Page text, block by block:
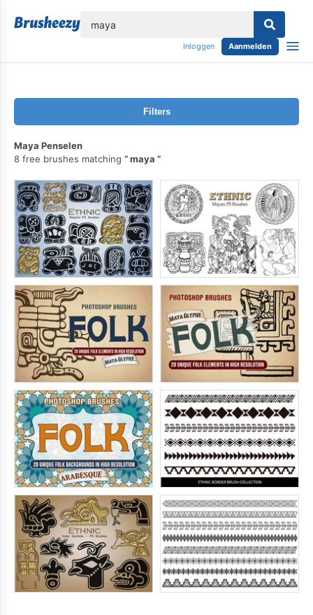
Inloggen Aanmelden
Filters
Maya Penselen
8 free brushes matching
maya